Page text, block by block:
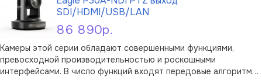
86 890р.
SDI/HDMI/USB/LAN
Камеры этой серии обладают совершенными функциями,
превосходной производительностью и роскошными
интерфейсами. В число функций входят передовые алгоритмы